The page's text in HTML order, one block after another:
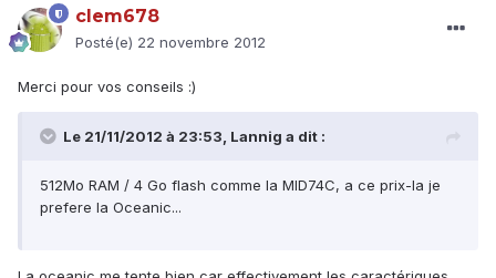
clem678
Posté(e) 22 novembre 2012
Merci pour vos conseils :)
Le 21/11/2012 à 23:53, Lannig a dit :
512Mo RAM / 4 Go flash comme la MID74C, a ce prix-la je
prefere la Oceanic...